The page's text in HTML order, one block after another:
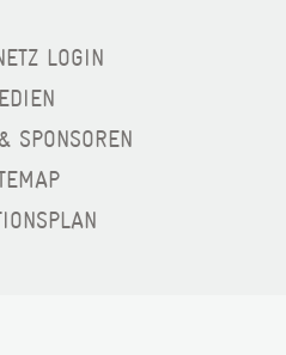
LOGIN
SPONSOREN